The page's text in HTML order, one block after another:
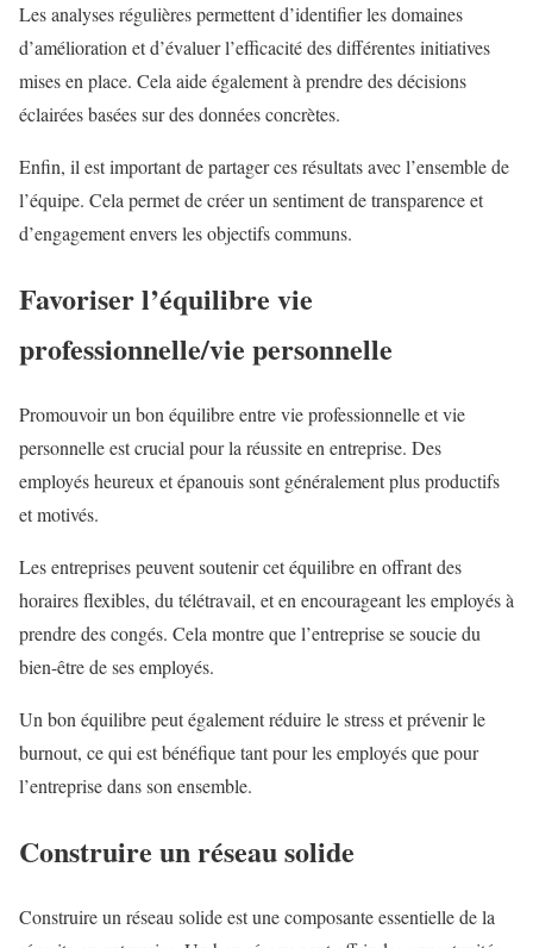
Les analyses régulières permettent d’identifier les domaines
d’amélioration et d’évaluer l’efficacité des différentes initiatives
mises en place. Cela aide également à prendre des décisions
éclairées basées sur des données concrètes.
Enfin, il est important de partager ces résultats avec l’ensemble de
l’équipe. Cela permet de créer un sentiment de transparence et
d’engagement envers les objectifs communs.
Favoriser l’équilibre vie
professionnelle/vie personnelle
Promouvoir un bon équilibre entre vie professionnelle et vie
personnelle est crucial pour la réussite en entreprise. Des
employés heureux et épanouis sont généralement plus productifs
et motivés.
Les entreprises peuvent soutenir cet équilibre en offrant des
horaires flexibles, du télétravail, et en encourageant les employés à
prendre des congés. Cela montre que l’entreprise se soucie du
bien-être de ses employés.
Un bon équilibre peut également réduire le stress et prévenir le
burnout, ce qui est bénéfique tant pour les employés que pour
l’entreprise dans son ensemble.
Construire un réseau solide
Construire un réseau solide est une composante essentielle de la